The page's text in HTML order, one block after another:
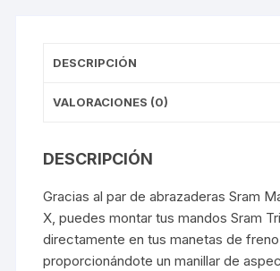
DESCRIPCIÓN
VALORACIONES (0)
DESCRIPCIÓN
Gracias al par de abrazaderas Sram
X, puedes montar tus mandos Sram
directamente en tus manetas de freno
proporcionándote un manillar de